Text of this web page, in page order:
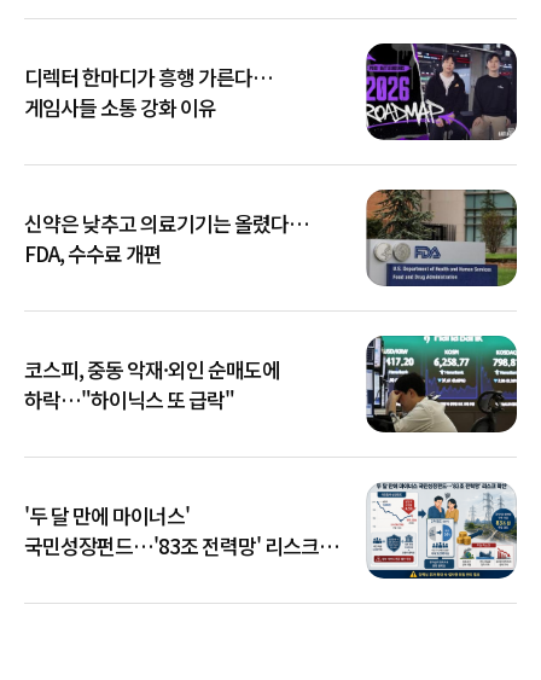
디렉터 한마디가 흥행 가른다…
게임사들 소통 강화 이유
신약은 낮추고 의료기기는 올렸다…
FDA, 수수료 개편
코스피, 중동 악재·외인 순매도에
하락…"하이닉스 또 급락"
'두 달 만에 마이너스'
국민성장펀드…'83조 전력망' 리스크